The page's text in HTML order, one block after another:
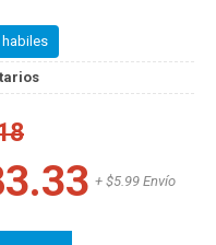
habiles
+ $5.99 Envío